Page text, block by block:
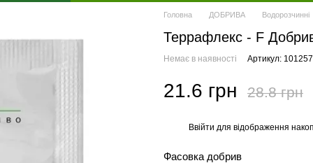
Головна ДОБРИВА Водорозчинні
Террафлекс - F
Немає в наявності Артикул: 101257
21.6 грн 28.8 грн
Ввійти для відображення
Фасовка добрив